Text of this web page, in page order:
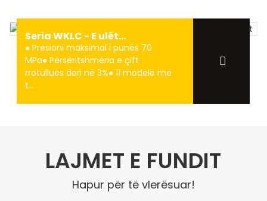
Seria WKLC - E ulët...
● Presioni maksimal i punës 70
MPa● Përsëritshmëria e çift
rrotullues deri në 3%● 11 modele me
t...
LAJMET E FUNDIT
Hapur për të vlerësuar!